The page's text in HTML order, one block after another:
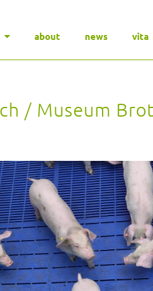
about news vita
/ Museum